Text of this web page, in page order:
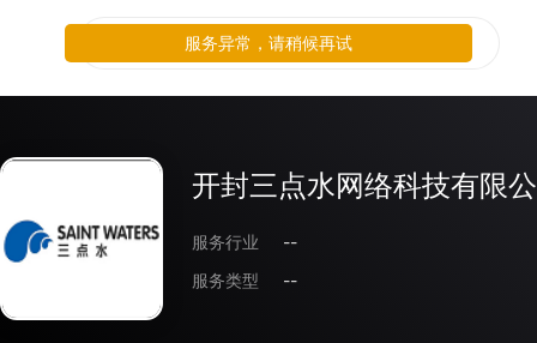
开封三点水网络科技有限
服务行业
--
服务类型
--
服务异常，请稍候再试